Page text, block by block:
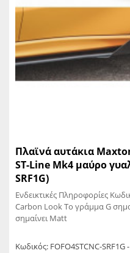
Πλαϊνά αυτάκια
ST-Line Mk4 μαύρο
SRF1G)
Ενδεικτικές Πληροφορίες
Carbon Look Το γράμμα G
σημαίνει Matt
Κωδικός: FOFO4STCNC-